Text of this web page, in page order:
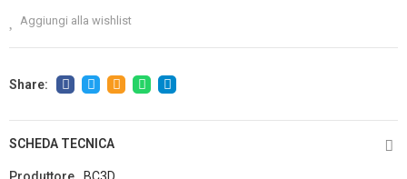
Aggiungi alla wishlist
SCHEDA TECNICA